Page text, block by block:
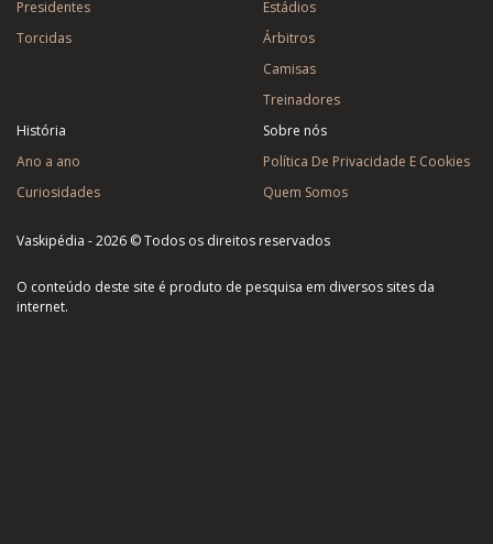
Presidentes
Torcidas
Estádios
Árbitros
Camisas
Treinadores
História
Ano a ano
Curiosidades
Sobre nós
Política De Privacidade E Cookies
Quem Somos
Vaskipédia - 2026 © Todos os direitos reservados
O conteúdo deste site é produto de pesquisa em diversos sites da
internet.